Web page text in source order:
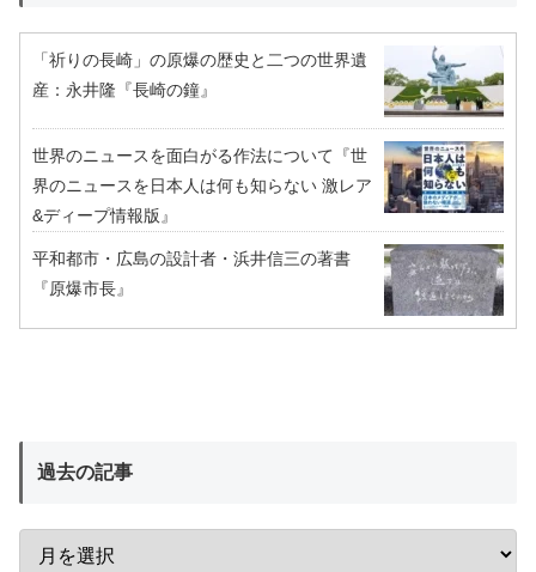
「祈りの長崎」の原爆の歴史と二つの世界遺
産：永井隆『長崎の鐘』
世界のニュースを面白がる作法について『世
界のニュースを日本人は何も知らない 激レア
&ディープ情報版』
平和都市・広島の設計者・浜井信三の著書
『原爆市長』
過去の記事